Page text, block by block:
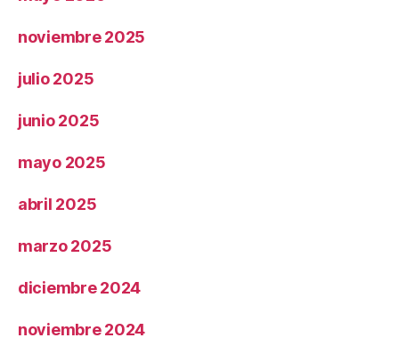
noviembre 2025
julio 2025
junio 2025
mayo 2025
abril 2025
marzo 2025
diciembre 2024
noviembre 2024